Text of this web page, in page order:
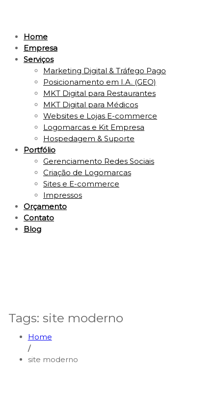
Home
Empresa
Serviços
Marketing Digital & Tráfego Pago
Posicionamento em I.A. (GEO)
MKT Digital para Restaurantes
MKT Digital para Médicos
Websites e Lojas E-commerce
Logomarcas e Kit Empresa
Hospedagem & Suporte
Portfólio
Gerenciamento Redes Sociais
Criação de Logomarcas
Sites e E-commerce
Impressos
Orçamento
Contato
Blog
Tags: site moderno
Home
/
site moderno